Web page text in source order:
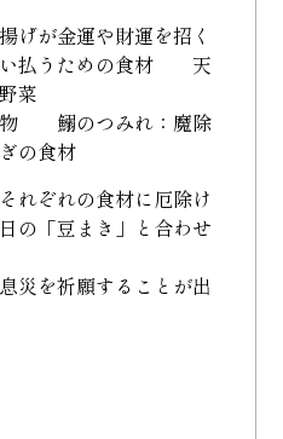
げが金運や財運を招く
い払うための食材 天
菜
物 鰯のつみれ：魔除
の食材
れぞれの食材に厄除け
の「豆まき」と合わせ
災を祈願することが出